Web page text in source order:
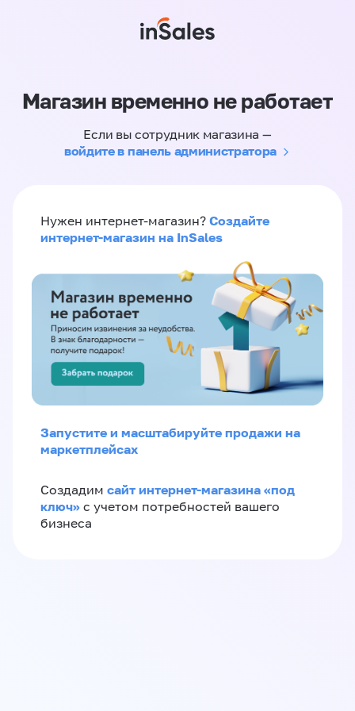
Магазин временно не работает
Если вы сотрудник магазина —
войдите в панель администратора
Нужен интернет-магазин? Создайте
интернет-магазин на InSales
Запустите и масштабируйте продажи на
маркетплейсах
Создадим сайт интернет-магазина «под
ключ» с учетом потребностей вашего
бизнеса